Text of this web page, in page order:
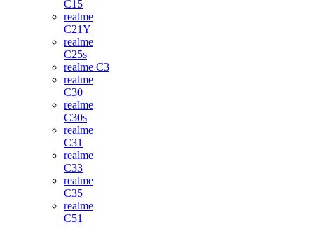
C15
realme
C21Y
realme
C25s
realme C3
realme
C30
realme
C30s
realme
C31
realme
C33
realme
C35
realme
C51